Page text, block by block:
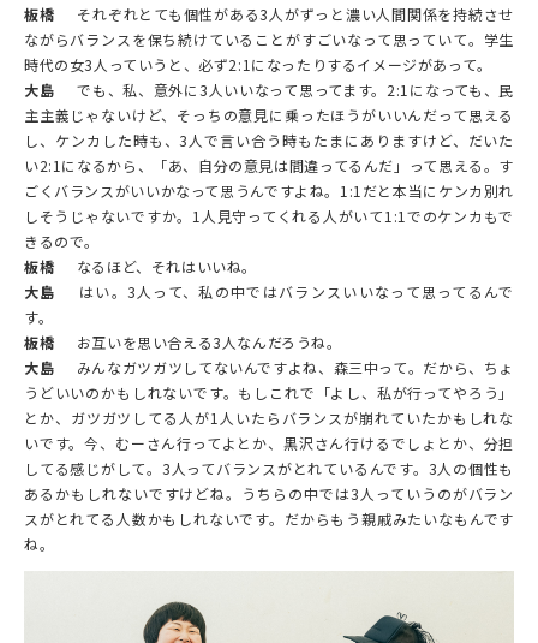
板橋
それぞれとても個性がある3人がずっと濃い人間関係を持続させ
ながらバランスを保ち続けていることがすごいなって思っていて。学生
時代の女3人っていうと、必ず2:1になったりするイメージがあって。
大島
でも、私、意外に3人いいなって思ってます。2:1になっても、民
主主義じゃないけど、そっちの意見に乗ったほうがいいんだって思える
し、ケンカした時も、3人で言い合う時もたまにありますけど、だいた
い2:1になるから、「あ、自分の意見は間違ってるんだ」って思える。す
ごくバランスがいいかなって思うんですよね。1:1だと本当にケンカ別れ
しそうじゃないですか。1人見守ってくれる人がいて1:1でのケンカもで
きるので。
板橋
なるほど、それはいいね。
大島
はい。3人って、私の中ではバランスいいなって思ってるんで
す。
板橋
お互いを思い合える3人なんだろうね。
大島
みんなガツガツしてないんですよね、森三中って。だから、ちょ
うどいいのかもしれないです。もしこれで「よし、私が行ってやろう」
とか、ガツガツしてる人が1人いたらバランスが崩れていたかもしれな
いです。今、むーさん行ってよとか、黒沢さん行けるでしょとか、分担
してる感じがして。3人ってバランスがとれているんです。3人の個性も
あるかもしれないですけどね。うちらの中では3人っていうのがバラン
スがとれてる人数かもしれないです。だからもう親戚みたいなもんです
ね。